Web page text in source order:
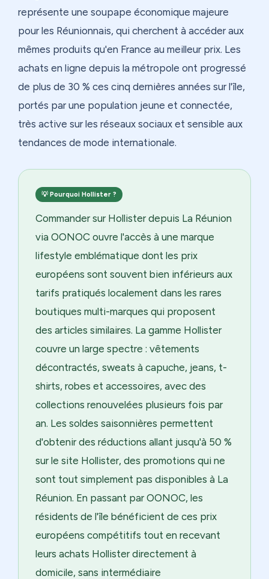
représente une soupape économique majeure
pour les Réunionnais, qui cherchent à accéder aux
mêmes produits qu'en France au meilleur prix. Les
achats en ligne depuis la métropole ont progressé
de plus de 30 % ces cinq dernières années sur l'île,
portés par une population jeune et connectée,
très active sur les réseaux sociaux et sensible aux
tendances de mode internationale.
💡 Pourquoi Hollister ?
Commander sur Hollister depuis La Réunion
via OONOC ouvre l'accès à une marque
lifestyle emblématique dont les prix
européens sont souvent bien inférieurs aux
tarifs pratiqués localement dans les rares
boutiques multi-marques qui proposent
des articles similaires. La gamme Hollister
couvre un large spectre : vêtements
décontractés, sweats à capuche, jeans, t-
shirts, robes et accessoires, avec des
collections renouvelées plusieurs fois par
an. Les soldes saisonnières permettent
d'obtenir des réductions allant jusqu'à 50 %
sur le site Hollister, des promotions qui ne
sont tout simplement pas disponibles à La
Réunion. En passant par OONOC, les
résidents de l'île bénéficient de ces prix
européens compétitifs tout en recevant
leurs achats Hollister directement à
domicile, sans intermédiaire